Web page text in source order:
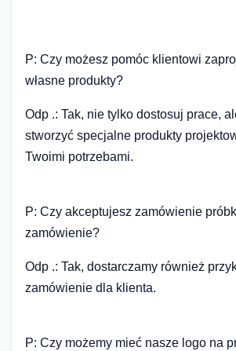
P: Czy możesz pomóc klientowi
własne produkty?
Odp .: Tak, nie tylko dostosuj prace,
stworzyć specjalne produkty
Twoimi potrzebami.
P: Czy akceptujesz zamówienie
zamówienie?
Odp .: Tak, dostarczamy również
zamówienie dla klienta.
P: Czy możemy mieć nasze logo na